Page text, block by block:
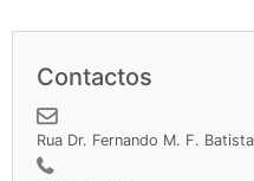
Contactos
Rua Dr. Fernando M. F.